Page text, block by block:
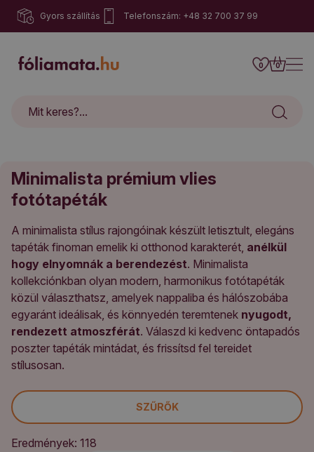
Gyors szállítás Telefonszám: +48 32 700 37 99
0 0
Minimalista prémium vlies
fotótapéták
A minimalista stílus rajongóinak készült letisztult, elegáns
tapéták finoman emelik ki otthonod karakterét, anélkül
hogy elnyomnák a berendezést. Minimalista
kollekciónkban olyan modern, harmonikus fotótapéták
közül választhatsz, amelyek nappaliba és hálószobába
egyaránt ideálisak, és könnyedén teremtenek nyugodt,
rendezett atmoszférát. Válaszd ki kedvenc öntapadós
poszter tapéták mintádat, és frissítsd fel tereidet
stílusosan.
SZŰRŐK
Eredmények: 118